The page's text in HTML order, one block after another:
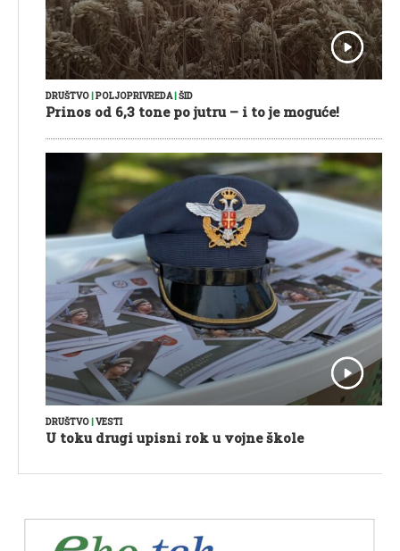
DRUŠTVO|POLJOPRIVREDA|ŠID
Prinos od 6,3 tone po jutru – i to je moguće!
DRUŠTVO|VESTI
U toku drugi upisni rok u vojne škole